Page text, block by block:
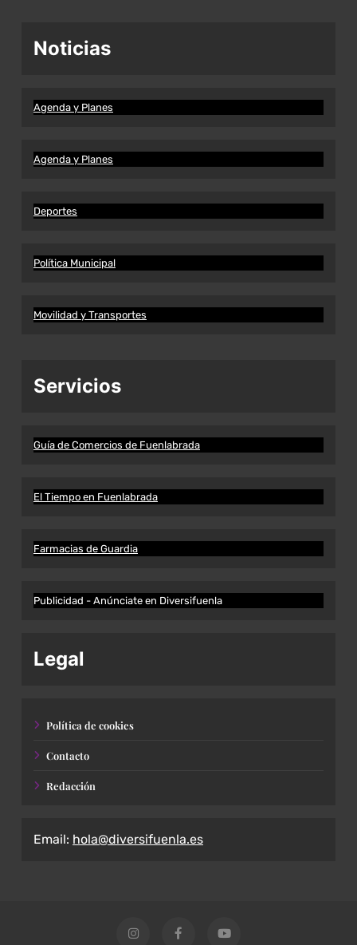
Noticias
Agenda y Planes
Agenda y Planes
Deportes
Política Municipal
Movilidad y Transportes
Servicios
Guía de Comercios de Fuenlabrada
El Tiempo en Fuenlabrada
Farmacias de Guardia
Publicidad - Anúnciate en Diversifuenla
Legal
Política de cookies
Contacto
Redacción
Email: hola@diversifuenla.es